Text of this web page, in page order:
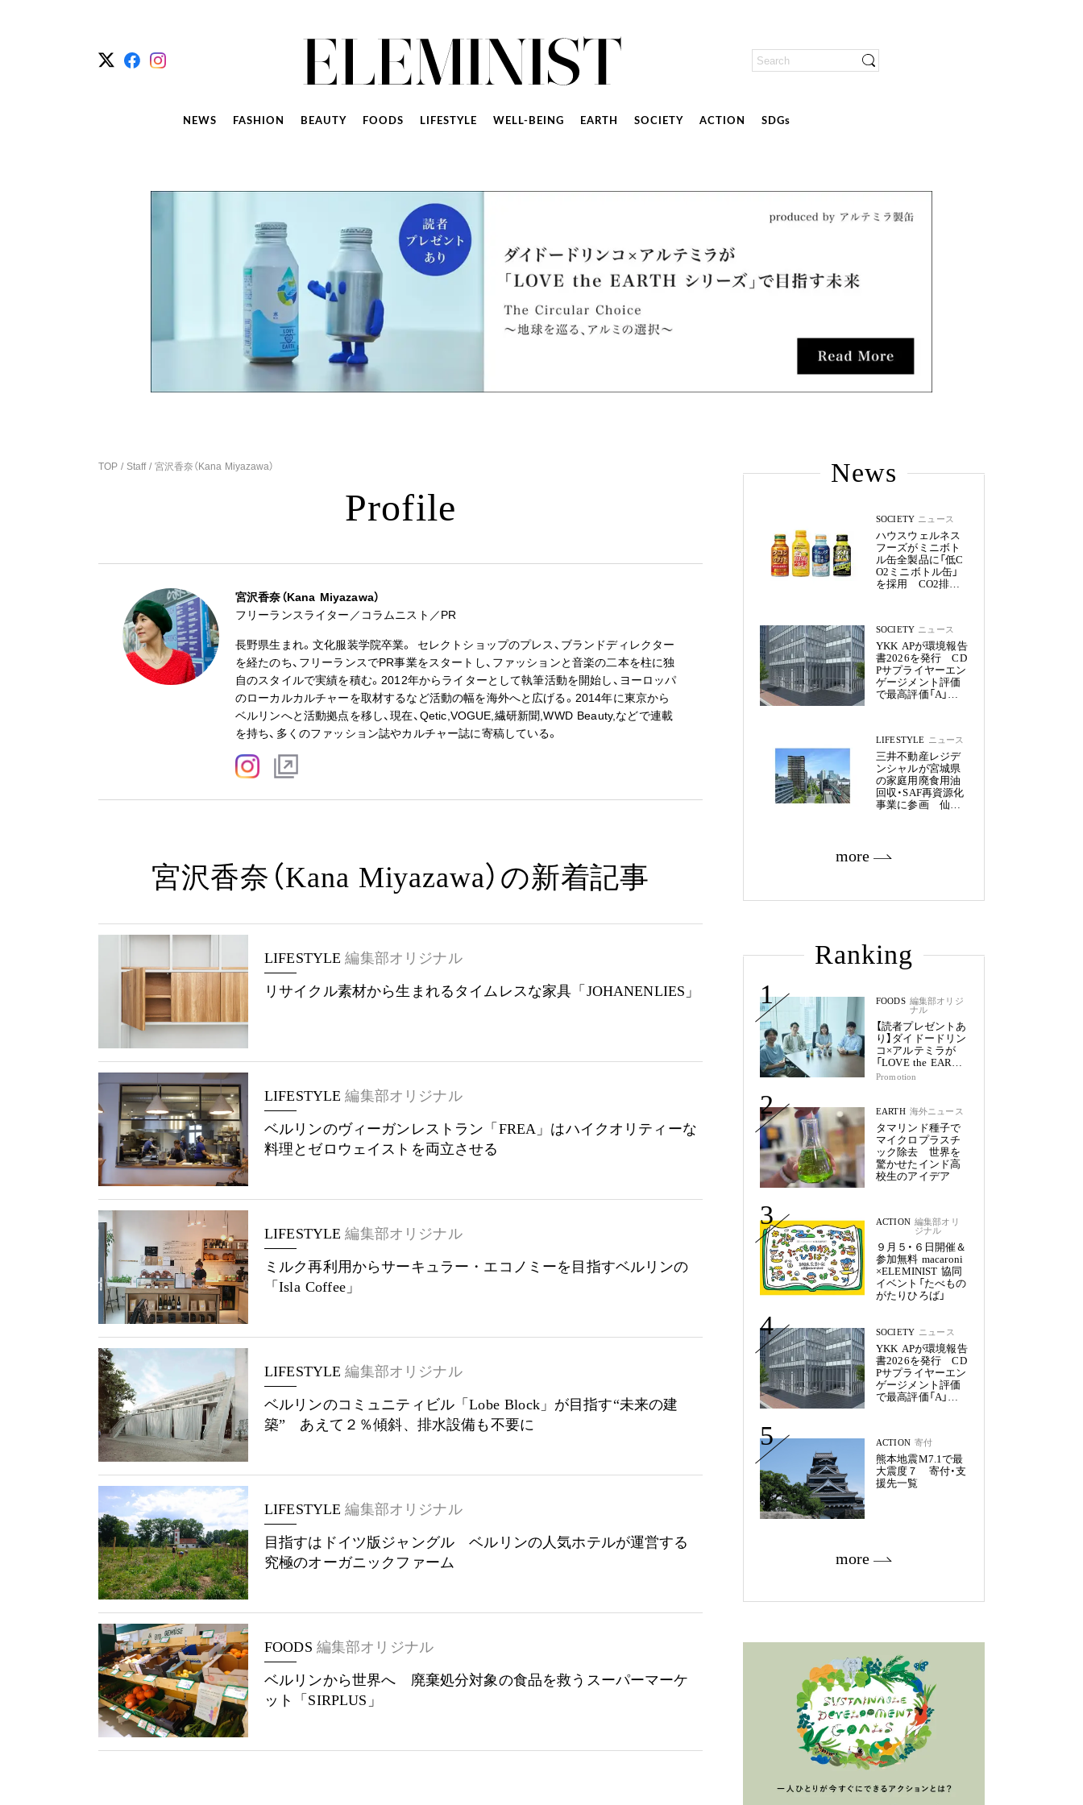
NEWS FASHION BEAUTY FOODS LIFESTYLE WELL-BEING EARTH SOCIETY ACTION SDGs
TOP Staff 宮沢香奈（Kana Miyazawa）
Profile
宮沢香奈（Kana Miyazawa）
フリーランスライター／コラムニスト／PR
長野県生まれ。文化服装学院卒業。 セレクトショップのプレス、ブランドディレクター
を経たのち、フリーランスでPR事業をスタートし、ファッションと音楽の二本を柱に独
自のスタイルで実績を積む。2012年からライターとして執筆活動を開始し、ヨーロッパ
のローカルカルチャーを取材するなど活動の幅を海外へと広げる。2014年に東京から
ベルリンへと活動拠点を移し、現在、Qetic,VOGUE,繊研新聞,WWD Beauty,などで連載
を持ち、多くのファッション誌やカルチャー誌に寄稿している。
宮沢香奈（Kana Miyazawa）の新着記事
LIFESTYLE 編集部オリジナル
リサイクル素材から生まれるタイムレスな家具「JOHANENLIES」
LIFESTYLE 編集部オリジナル
ベルリンのヴィーガンレストラン「FREA」はハイクオリティーな
料理とゼロウェイストを両立させる
LIFESTYLE 編集部オリジナル
ミルク再利用からサーキュラー・エコノミーを目指すベルリンの
「Isla Coffee」
LIFESTYLE 編集部オリジナル
ベルリンのコミュニティビル「Lobe Block」が目指す“未来の建
築” あえて２％傾斜、排水設備も不要に
LIFESTYLE 編集部オリジナル
目指すはドイツ版ジャングル ベルリンの人気ホテルが運営する
究極のオーガニックファーム
FOODS 編集部オリジナル
ベルリンから世界へ 廃棄処分対象の食品を救うスーパーマーケ
ット「SIRPLUS」
News
SOCIETY ニュース
ハウスウェルネス
フーズがミニボト
ル缶全製品に「低C
O2ミニボトル缶」
を採用 CO2排出
SOCIETY ニュース
YKK APが環境報告
書2026を発行 CD
Pサプライヤーエン
ゲージメント評価
で最高評価「A」を
LIFESTYLE ニュース
三井不動産レジデ
ンシャルが宮城県
の家庭用廃食用油
回収・SAF再資源化
事業に参画 仙台
more
Ranking
1
FOODS 編集部オリジ
ナル
【読者プレゼントあ
り】ダイドードリン
コ×アルテミラが
「LOVE the EARTH
シリーズ」で目指す
Promotion
2 EARTH 海外ニュース
タマリンド種子で
マイクロプラスチ
ック除去 世界を
驚かせたインド高
校生のアイデア
3 ACTION 編集部オリ
ジナル
９月５・６日開催＆
参加無料 macaroni
×ELEMINIST 協同
イベント「たべもの
がたりひろば」
4 SOCIETY ニュース
YKK APが環境報告
書2026を発行 CD
Pサプライヤーエン
ゲージメント評価
で最高評価「A」を
5 ACTION 寄付
熊本地震M7.1で最
大震度７ 寄付・支
援先一覧
more